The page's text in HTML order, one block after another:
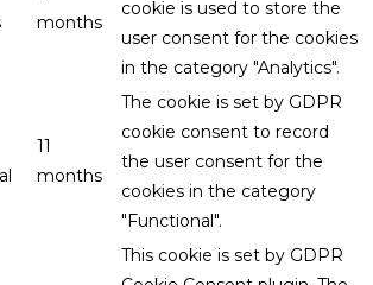
months
cookie is used to store the
user consent for the cookies
in the category "Analytics".
11
months
The cookie is set by GDPR
cookie consent to record
the user consent for the
cookies in the category
"Functional".
This cookie is set by GDPR